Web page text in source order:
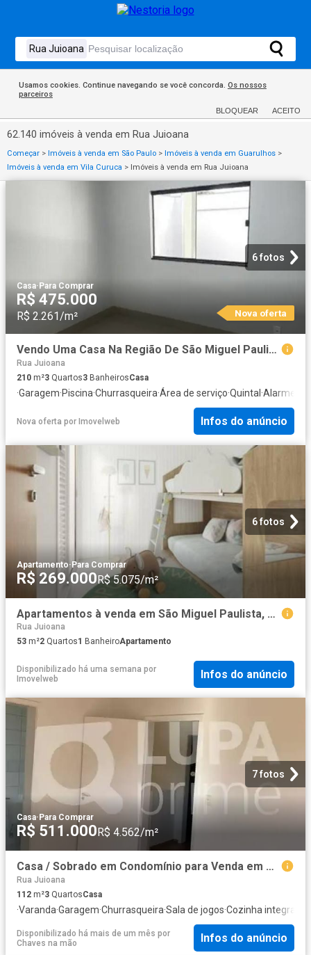
Usamos cookies. Continue navegando se você concorda. Os nossos
parceiros
BLOQUEAR ACEITO
62.140 imóveis à venda em Rua Juioana
Começar > Imóveis à venda em São Paulo > Imóveis à venda em Guarulhos >
Imóveis à venda em Vila Curuca > Imóveis à venda em Rua Juioana
6 fotos
Casa· Para Comprar
R$ 475.000
R$ 2.261/m² Nova oferta
Vendo Uma Casa Na Região De São Miguel Paulista com 3 Quartos Por 475 Mil.
Rua Juioana
210 m²3 Quartos3 BanheirosCasa
·Garagem·Piscina·Churrasqueira·Área de serviço·Quintal ·Alarme
Nova oferta por Imovelweb Infos do anúncio
6 fotos
Apartamento·Para Comprar
R$ 269.000R$ 5.075/m²
Apartamentos à venda em São Miguel Paulista, São Paulo | 2 quartos com 53 m²
Rua Juioana
53 m²2 Quartos1 BanheiroApartamento
Disponibilizado há uma semana por
Imovelweb
Infos do anúncio
7 fotos
Casa· Para Comprar
R$ 511.000 R$ 4.562/m²
Casa / Sobrado em Condomínio para Venda em São Paulo/SP Vila Constança 3 Quartos
Rua Juioana
112 m²3 QuartosCasa
·Varanda·Garagem·Churrasqueira·Sala de jogos·Cozinha integral
Disponibilizado há mais de um mês por
Chaves na mão
Infos do anúncio